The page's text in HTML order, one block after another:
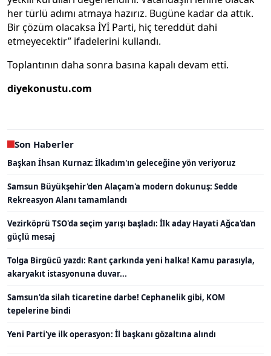
her türlü adımı atmaya hazırız. Bugüne kadar da attık.
Bir çözüm olacaksa İYİ Parti, hiç tereddüt dahi
etmeyecektir” ifadelerini kullandı.
Toplantının daha sonra basına kapalı devam etti.
diyekonustu.com
Son Haberler
Başkan İhsan Kurnaz: İlkadım'ın geleceğine yön veriyoruz
Samsun Büyükşehir'den Alaçam'a modern dokunuş: Sedde
Rekreasyon Alanı tamamlandı
Vezirköprü TSO'da seçim yarışı başladı: İlk aday Hayati Ağca'dan
güçlü mesaj
Tolga Birgücü yazdı: Rant çarkında yeni halka! Kamu parasıyla,
akaryakıt istasyonuna duvar...
Samsun'da silah ticaretine darbe! Cephanelik gibi, KOM
tepelerine bindi
Yeni Parti'ye ilk operasyon: İl başkanı gözaltına alındı